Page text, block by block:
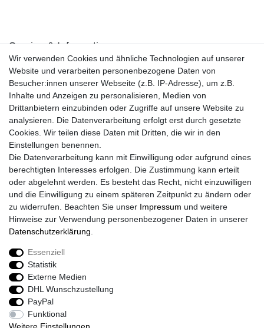
Service & Informationen
Kontakt
Retouren
Widerrufsrecht
Widerrufs­formular
Impressum
Daten­schutz­erklärung
AGB
Größentabelle
Kataloge
Barrierefreiheitserklärung
Sicherheitsinformationen
Zahlung und Versand
Wir verwenden Cookies und ähnliche Technologien auf unserer
Website und verarbeiten personenbezogene Daten von
Besucher:innen unserer Webseite (z.B. IP-Adresse), um z.B.
Inhalte und Anzeigen zu personalisieren, Medien von
Drittanbietern einzubinden oder Zugriffe auf unsere Website zu
analysieren. Die Datenverarbeitung erfolgt erst durch gesetzte
Cookies. Wir teilen diese Daten mit Dritten, die wir in den
Einstellungen benennen.
Die Datenverarbeitung kann mit Einwilligung oder aufgrund eines
berechtigten Interesses erfolgen. Die Zustimmung kann erteilt
oder abgelehnt werden. Es besteht das Recht, nicht einzuwilligen
und die Einwilligung zu einem späteren Zeitpunkt zu ändern oder
zu widerrufen. Beachten Sie unser Impressum und weitere
Hinweise zur Verwendung personenbezogener Daten in unserer
Daten­schutz­erklärung
Essenziell
Statistik
Externe Medien
DHL Wunschzustellung
PayPal
Funktional